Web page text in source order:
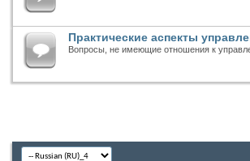
Практические аспекты
Вопросы, не имеющие отношения к